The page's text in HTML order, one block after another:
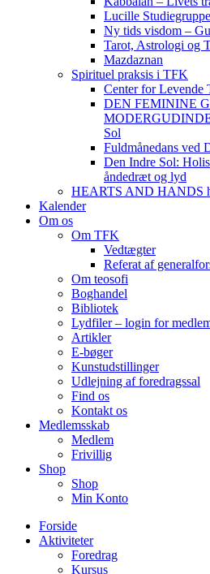
Lucille Studiegruppe
Ny tids visdom –
Tarot, Astrologi og
Mazdaznan
Spirituel praksis i TFK
Center for Levende
DEN FEMININE
Sol
Fuldmånedans ved
Den Indre Sol:
åndedræt og lyd
HEARTS AND HANDS
Kalender
Om os
Om TFK
Vedtægter
Referat af
Om teosofi
Boghandel
Bibliotek
Lydfiler – login for
Artikler
E-bøger
Kunstudstillinger
Udlejning af foredragssal
Find os
Kontakt os
Medlemsskab
Medlem
Frivillig
Shop
Shop
Min Konto
Forside
Aktiviteter
Foredrag
Kursus